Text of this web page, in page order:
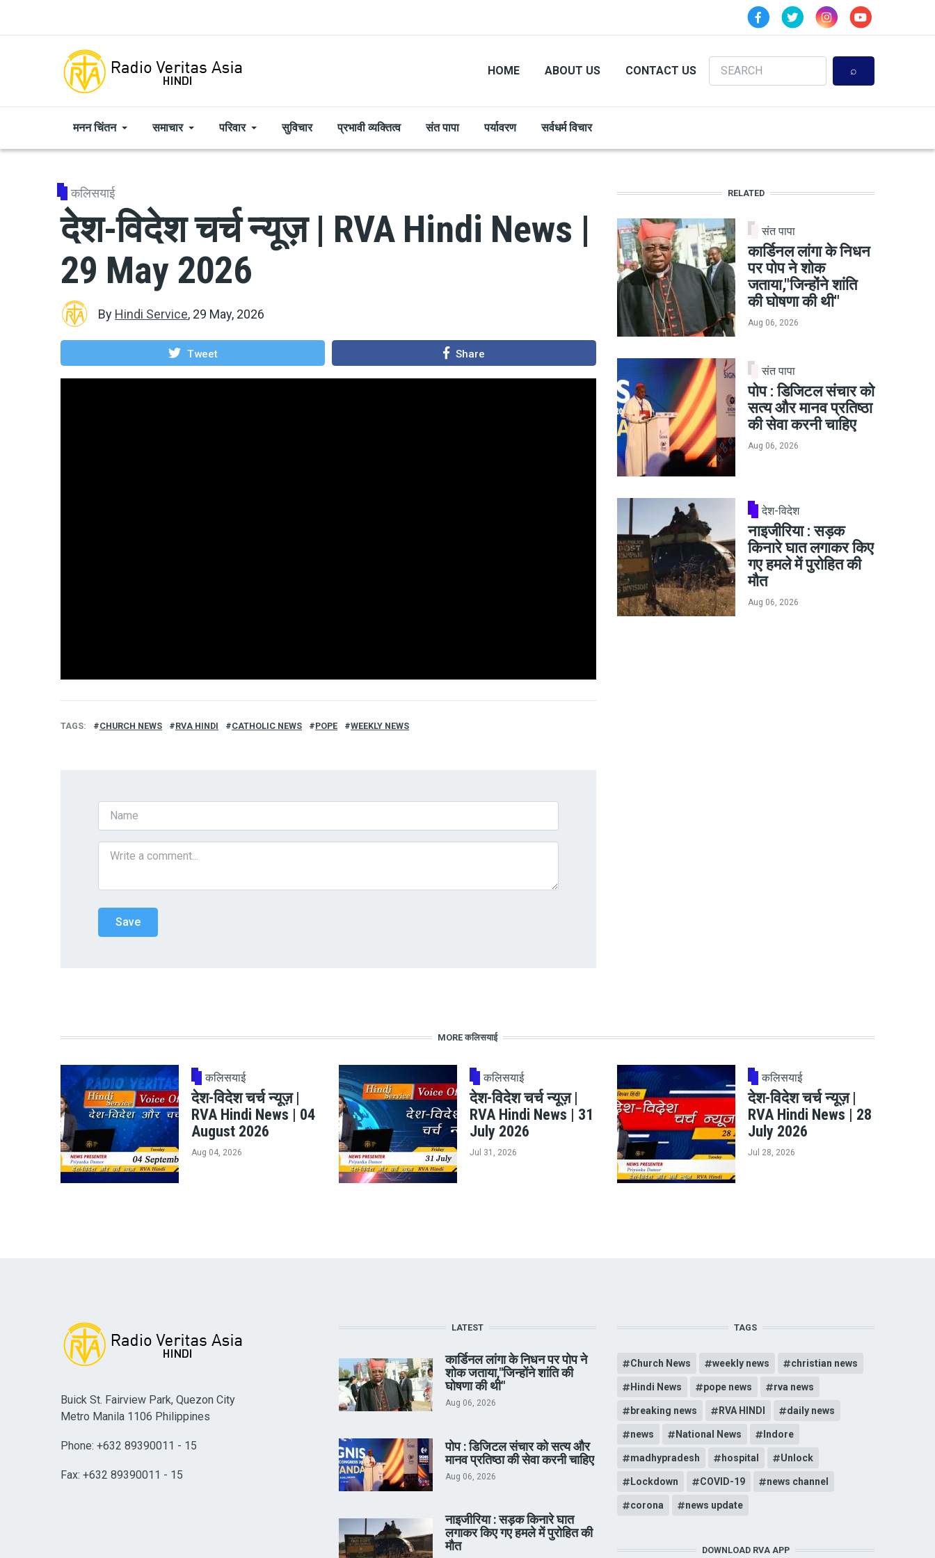
HOME ABOUT US CONTACT US
Search
मनन चिंतन समाचार परिवार सुविचार प्रभावी व्यक्तित्व संत पापा पर्यावरण सर्वधर्म विचार
कलिसयाई
देश-विदेश चर्च न्यूज़ | RVA Hindi News |
29 May 2026
By Hindi Service, 29 May, 2026
Tweet Share
TAGS CHURCH NEWS RVA HINDI CATHOLIC NEWS POPE WEEKLY NEWS
RELATED
संत पापा
कार्डिनल लांगा के निधन
पर पोप ने शोक
जताया,"जिन्होंने शांति
की घोषणा की थी"
Aug 06, 2026
संत पापा
पोप : डिजिटल संचार को
सत्य और मानव प्रतिष्ठा
की सेवा करनी चाहिए
Aug 06, 2026
देश-विदेश
नाइजीरिया : सड़क
किनारे घात लगाकर किए
गए हमले में पुरोहित की
मौत
Aug 06, 2026
MORE कलिसयाई
कलिसयाई
देश-विदेश चर्च न्यूज़ |
RVA Hindi News | 04
August 2026
Aug 04, 2026
कलिसयाई
देश-विदेश चर्च न्यूज़ |
RVA Hindi News | 31
July 2026
Jul 31, 2026
कलिसयाई
देश-विदेश चर्च न्यूज़ |
RVA Hindi News | 28
July 2026
Jul 28, 2026
Buick St. Fairview Park, Quezon City
Metro Manila 1106 Philippines
Phone: +632 89390011 - 15
Fax: +632 89390011 - 15
LATEST
कार्डिनल लांगा के निधन पर पोप ने
शोक जताया,"जिन्होंने शांति की
घोषणा की थी"
Aug 06, 2026
पोप : डिजिटल संचार को सत्य और
मानव प्रतिष्ठा की सेवा करनी चाहिए
Aug 06, 2026
नाइजीरिया : सड़क किनारे घात
लगाकर किए गए हमले में पुरोहित की
मौत
TAGS
Church News weekly news christian news
Hindi News pope news rva news
breaking news RVA HINDI daily news
news National News Indore
madhypradesh hospital Unlock
Lockdown COVID-19 news channel
corona news update
DOWNLOAD RVA APP